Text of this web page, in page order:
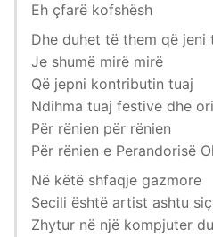
Eh çfarë kofshësh
Dhe duhet të them që
Je shumë mirë mirë
Që jepni kontributin tuaj
Ndihma tuaj festive dhe
Për rënien për rënien
Për rënien e Perandorisë
Në këtë shfaqje gazmore
Secili është artist ashtu
Zhytur në një kompjuter